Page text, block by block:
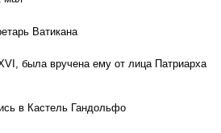
Ватикана
была вручена ему от лица Патриарха
в Кастель Гандольфо